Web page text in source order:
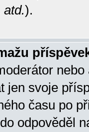
).
jen svoje
času po
odpověděl